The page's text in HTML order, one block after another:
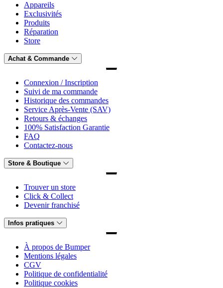
Appareils
Exclusivités
Produits
Réparation
Store
Achat & Commande
Connexion / Inscription
Suivi de ma commande
Historique des commandes
Service Après-Vente (SAV)
Retours & échanges
100% Satisfaction Garantie
FAQ
Contactez-nous
Store & Boutique
Trouver un store
Click & Collect
Devenir franchisé
Infos pratiques
À propos de Bumper
Mentions légales
CGV
Politique de confidentialité
Politique cookies